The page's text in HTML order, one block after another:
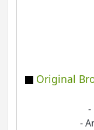
Original
-
-